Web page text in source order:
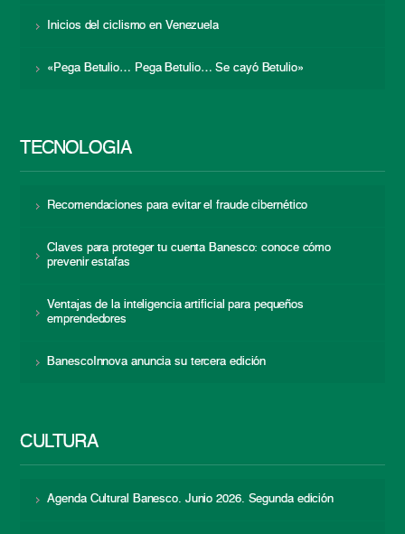
Inicios del ciclismo en Venezuela
«Pega Betulio… Pega Betulio… Se cayó Betulio»
TECNOLOGÍA
Recomendaciones para evitar el fraude cibernético
Claves para proteger tu cuenta Banesco: conoce cómo
prevenir estafas
Ventajas de la inteligencia artificial para pequeños
emprendedores
BanescoInnova anuncia su tercera edición
CULTURA
Agenda Cultural Banesco. Junio 2026. Segunda edición